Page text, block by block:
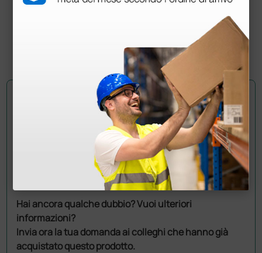
Hai ancora qualche dubbio? Vuoi ulteriori
informazioni?
Invia ora la tua domanda ai colleghi che hanno già
acquistato questo prodotto.